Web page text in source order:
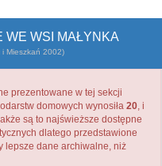
WE WSI MAŁYNKA
i Mieszkań 2002)
prezentowane w tej sekcji
domowych wynosiła 20, i
są to najświeższe dostępne
dlatego przedstawione
lepsze dane archiwalne, niż